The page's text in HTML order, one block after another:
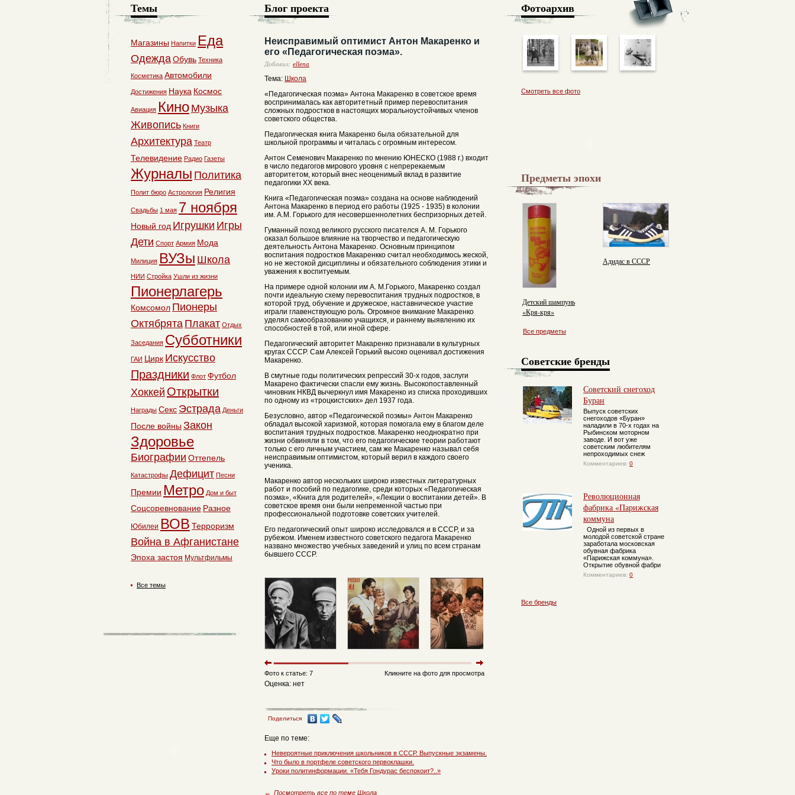
Блог проекта
Неисправимый оптимист Антон Макаренко и
его «Педагогическая поэма».
Добавил: ellena
Тема: Школа
«Педагогическая поэма» Антона Макаренко в советское время
воспринималась как авторитетный пример перевоспитания
сложных подростков в настоящих моральноустойчивых членов
советского общества.
Педагогическая книга Макаренко была обязательной для
школьной программы и читалась с огромным интересом.
Антон Семенович Макаренко по мнению ЮНЕСКО (1988 г.) входит
в число педагогов мирового уровня с непререкаемым
авторитетом, который внес неоценимый вклад в развитие
педагогики ХХ века.
Книга «Педагогическая поэма» создана на основе наблюдений
Антона Макаренко в период его работы (1925 - 1935) в колонии
им. А.М. Горького для несовершеннолетних беспризорных детей.
Гуманный поход великого русского писателся А. М. Горького
оказал большое влияние на творчество и педагогическую
деятельность Антона Макаренко. Основным принципом
воспитания подростков Макаренкко считал необходимось жеской,
но не жестокой дисциплины и обязательного соблюдения этики и
уважения к воспитуемым.
На примере одной колонии им А. М.Горького, Макаренко создал
почти идеальную схему перевоспитания трудных подростков, в
которой труд, обучение и дружеское, наставническое участие
играли главенствующую роль. Огромное внимание Макаренко
уделял самообразованию учащихся, и раннему выявлению их
способностей в той, или иной сфере.
Педагогический авторитет Макаренко признавали в культурных
кругах СССР. Сам Алексей Горький высоко оценивал достижения
Макаренко.
В смутные годы политических репрессий 30-х годов, заслуги
Макарено фактически спасли ему жизнь. Высокопоставленный
чиновник НКВД вычеркнул имя Макаренко из списка проходивших
по одному из «троцкистских» дел 1937 года.
Безусловно, автор «Педагоической поэмы» Антон Макаренко
обладал высокой харизмой, которая помогала ему в благом деле
воспитания трудных подростков. Макаренко неоднократно при
жизни обвиняли в том, что его педагогические теории работают
только с его личным участием, сам же Макаренко называл себя
неисправимым оптимистом, который верил в каждого своего
ученика.
Макаренко автор нескольких широко известных литературных
работ и пособий по педагогике, среди которых «Педагогическая
поэма», «Книга для родителей», «Лекции о воспитании детей». В
советское время они были непременной частью при
профессиональной подготовке советских учителей.
Его педагогический опыт широко исследовался и в СССР, и за
рубежом. Именем известного советского педагога Макаренко
названо множество учебных заведений и улиц по всем странам
бывшего СССР.
Кликните на фото для просмотра
Фото к статье: 7
Оценка: нет
Поделиться
Еще по теме:
Невероятные приключения школьников в СССР. Выпускные экзамены.
Что было в портфеле советского первоклашки.
Уроки политинформации. «Тебя Гондурас беспокоит?..»
← Посмотреть все по теме Школа
Фотоархив
Смотреть все фото
Предметы эпохи
Детский шампунь
«Кря-кря»
Адидас в СССР
Все предметы
Советские бренды
Советский снегоход
Буран
Выпуск советских
снегоходов «Буран»
наладили в 70-х годах на
Рыбинском моторном
заводе. И вот уже
советским любителям
непроходимых снеж
Комментариев: 0
Революционная
фабрика «Парижская
коммуна
Одной из первых в
молодой советской стране
заработала московская
обувная фабрика
«Парижская коммуна».
Открытие обувной фабри
Комментариев: 0
Все бренды
Темы
Магазины Напитки Еда
ОдеждаОбувь Техника
Косметика Автомобили
Достижения Наука Космос
Авиация Кино Музыка
Живопись Книги
Архитектура Театр
Телевидение Радио Газеты
Журналы Политика
Полит бюро Астрология Религия
Свадьбы 1 мая 7 ноября
Новый год Игрушки Игры
Дети Спорт Армия Мода
Милиция ВУЗы Школа
НИИ Стройка Ушли из жизни
Пионерлагерь
Комсомол Пионеры
Октябрята Плакат Отдых
Заседания Субботники
ГАИ Цирк Искусство
Праздники Флот Футбол
Хоккей Открытки
Награды Секс Эстрада Деньги
После войны Закон
Здоровье
Биографии Оттепель
Катастрофы Дефицит Песни
Премии Метро Дом и быт
Соцсоревнование Разное
Юбилеи ВОВ Терроризм
Война в Афганистане
Эпоха застоя Мультфильмы
Все темы